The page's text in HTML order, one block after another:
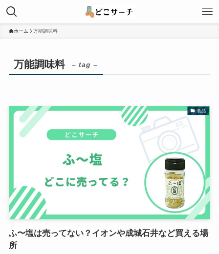
ホーム 万能調味料
万能調味料 – tag –
食品
ふ〜塩は売ってない？イオンや成城石井など買える場
所